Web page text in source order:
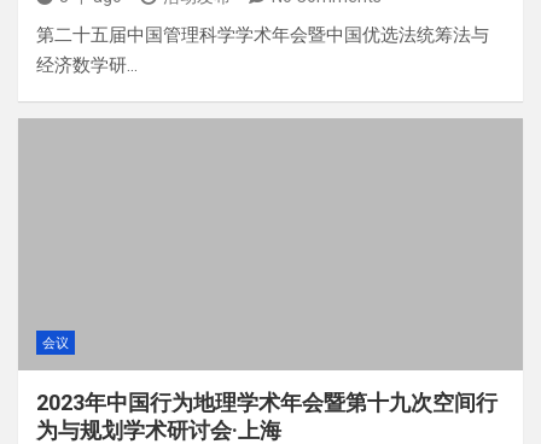
第二十五届中国管理科学学术年会暨中国优选法统筹法与
经济数学研…
会议
2023年中国行为地理学术年会暨第十九次空间行
为与规划学术研讨会·上海